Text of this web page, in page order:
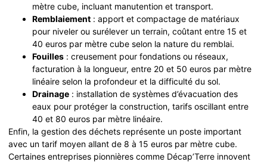
mètre cube, incluant manutention et transport.
Remblaiement : apport et compactage de matériaux
pour niveler ou surélever un terrain, coûtant entre 15 et
40 euros par mètre cube selon la nature du remblai.
Fouilles : creusement pour fondations ou réseaux,
facturation à la longueur, entre 20 et 50 euros par mètre
linéaire selon la profondeur et la difficulté du sol.
Drainage : installation de systèmes d’évacuation des
eaux pour protéger la construction, tarifs oscillant entre
40 et 80 euros par mètre linéaire.
Enfin, la gestion des déchets représente un poste important
avec un tarif moyen allant de 8 à 15 euros par mètre cube.
Certaines entreprises pionnières comme Décap’Terre innovent